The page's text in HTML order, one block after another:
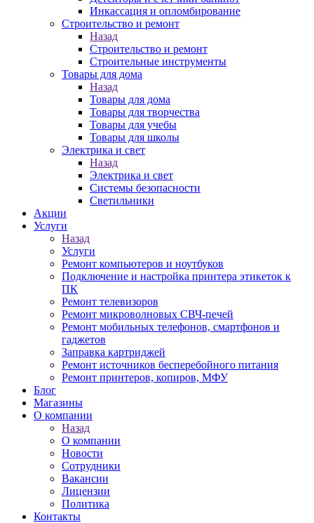
Инкассация и опломбирование
Строительство и ремонт
Назад
Строительство и ремонт
Строительные инструменты
Товары для дома
Назад
Товары для дома
Товары для творчества
Товары для учебы
Товары для школы
Электрика и свет
Назад
Электрика и свет
Системы безопасности
Светильники
Акции
Услуги
Назад
Услуги
Ремонт компьютеров и ноутбуков
Подключение и настройка принтера этикеток к
ПК
Ремонт телевизоров
Ремонт микроволновых СВЧ-печей
Ремонт мобильных телефонов, смартфонов и
гаджетов
Заправка картриджей
Ремонт источников бесперебойного питания
Ремонт принтеров, копиров, МФУ
Блог
Магазины
О компании
Назад
О компании
Новости
Сотрудники
Вакансии
Лицензии
Политика
Контакты